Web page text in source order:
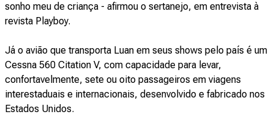
sonho meu de criança - afirmou o sertanejo, em entrevista à
revista Playboy.
Já o avião que transporta Luan em seus shows pelo país é um
Cessna 560 Citation V, com capacidade para levar,
confortavelmente, sete ou oito passageiros em viagens
interestaduais e internacionais, desenvolvido e fabricado nos
Estados Unidos.